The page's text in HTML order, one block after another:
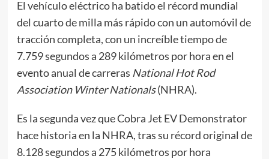
El vehículo eléctrico ha batido el récord mundial
del cuarto de milla más rápido con un automóvil de
tracción completa, con un increíble tiempo de
7.759 segundos a 289 kilómetros por hora en el
evento anual de carreras National Hot Rod
Association Winter Nationals(NHRA).
Es la segunda vez que Cobra Jet EV Demonstrator
hace historia en la NHRA, tras su récord original de
8.128 segundos a 275 kilómetros por hora